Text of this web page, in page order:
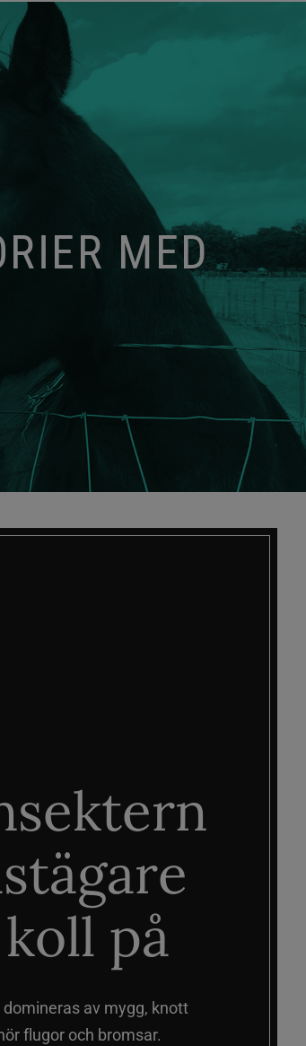
MED
på
av mygg, knott
flugor och bromsar.